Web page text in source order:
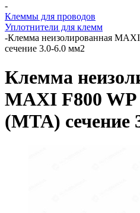
-
Клеммы для проводов
Уплотнители для клемм
-Клемма неизолированная
сечение 3.0-6.0 мм2
Клемма
MAXI F800
(MTA) сечение